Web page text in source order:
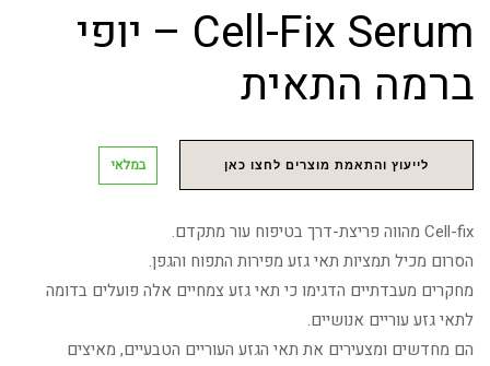
Cell-Fix Serum – יופי
ברמה התאית
לייעוץ והתאמת מוצרים לחצו כאן במלאי
Cell-fix מהווה פריצת-דרך בטיפוח עור מתקדם.
הסרום מכיל תמציות תאי גזע מפירות התפוח והגפן.
מחקרים מעבדתיים הדגימו כי תאי גזע צמחיים אלה פועלים בדומה
לתאי גזע עוריים אנושיים.
הם מחדשים ומצעירים את תאי הגזע העוריים הטבעיים, מאיצים